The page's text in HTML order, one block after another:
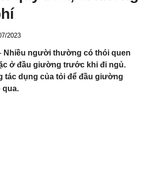
2023
Nhiều người thường có thói quen
ở đầu giường trước khi đi ngủ.
tác dụng của tỏi để đầu giường
qua.